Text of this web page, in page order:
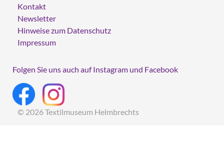
Kontakt
Newsletter
Hinweise zum Datenschutz
Impressum
Folgen Sie uns auch auf Instagram und Facebook
© 2026 Textilmuseum Helmbrechts